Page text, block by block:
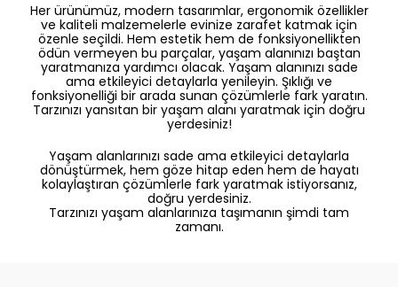
Her ürünümüz, modern tasarımlar, ergonomik özellikler
ve kaliteli malzemelerle evinize zarafet katmak için
özenle seçildi. Hem estetik hem de fonksiyonellikten
ödün vermeyen bu parçalar, yaşam alanınızı baştan
yaratmanıza yardımcı olacak. Yaşam alanınızı sade
ama etkileyici detaylarla yenileyin. Şıklığı ve
fonksiyonelliği bir arada sunan çözümlerle fark yaratın.
Tarzınızı yansıtan bir yaşam alanı yaratmak için doğru
yerdesiniz!
Yaşam alanlarınızı sade ama etkileyici detaylarla
dönüştürmek, hem göze hitap eden hem de hayatı
kolaylaştıran çözümlerle fark yaratmak istiyorsanız,
doğru yerdesiniz.
Tarzınızı yaşam alanlarınıza taşımanın şimdi tam
zamanı.